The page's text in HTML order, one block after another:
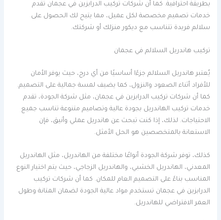
بطريقة احترافية. كما أن شركات تركيب الدرابزين في عجمان تقدم
خدمات تصميم مخصصة لكل عميل، مما يتيح لك الحصول على
سلالم فريدة تتناسب مع ديكور منزلك أو شركتك.
تركيب هاندريل السلالم في عجمان
يُعتبر هاندريل السلالم جزءًا أساسيًا من أي درج، حيث يوفر الأمان
للأفراد أثناء الصعود والنزول، كما يضيف لمسة جمالية على التصميم.
كما أن شركات تركيب الدرابزين في عجمان، مثل شركة الجودة، تقدم
خدمات تركيب الهاندريل بجودة عالية وتصاميم متنوعة تناسب جميع
الاحتياجات. لذلك، إذا كنت تبحث عن هاندريل عملي وأنيق، فإن
الاستعانة بالمتخصصين هو الحل الأمثل.
كذلك، توفر شركة الجودة أنواعًا مختلفة من الهاندريل، مثل الهاندريل
المعدني، الهاندريل الخشبي، والهاندريل الزجاجي، حيث يتم اختيار النوع
المناسب بناءً على التصميم العام للمكان. كما أن شركات تركيب
الدرابزين في عجمان تستخدم مواد عالية الجودة لضمان المتانة وطول
العمر الافتراضي للهاندريل.